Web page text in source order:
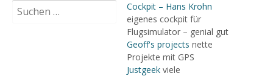
nach:
Cockpit – Hans Krohn
eigenes cockpit für
Flugsimulator – genial gut
Geoff's projects nette
Projekte mit GPS
Justgeekviele